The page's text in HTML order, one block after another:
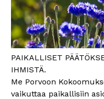
PAIKALLISET
IHMISTÄ.
Me Porvoon
vaikuttaa paikallisiin